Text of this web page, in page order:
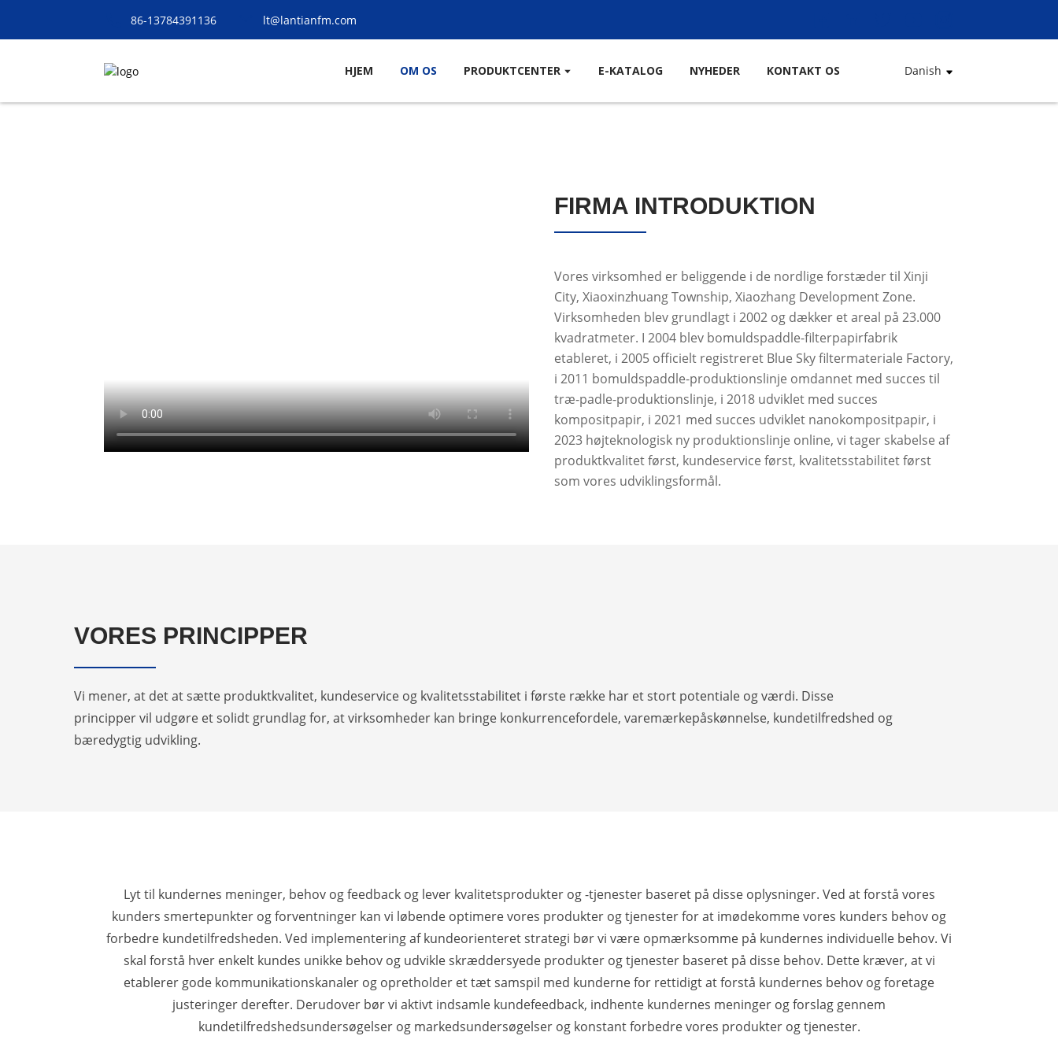
86-13784391136 lt@lantianfm.com
HJEM OM OS PRODUKTCENTER E-KATALOG NYHEDER KONTAKT OS Danish
FIRMA INTRODUKTION
Vores virksomhed er beliggende i de nordlige forstæder til Xinji
City, Xiaoxinzhuang Township, Xiaozhang Development Zone.
Virksomheden blev grundlagt i 2002 og dækker et areal på 23.000
kvadratmeter. I 2004 blev bomuldspaddle-filterpapirfabrik
etableret, i 2005 officielt registreret Blue Sky filtermateriale Factory,
i 2011 bomuldspaddle-produktionslinje omdannet med succes til
træ-padle-produktionslinje, i 2018 udviklet med succes
kompositpapir, i 2021 med succes udviklet nanokompositpapir, i
2023 højteknologisk ny produktionslinje online, vi tager skabelse af
produktkvalitet først, kundeservice først, kvalitetsstabilitet først
som vores udviklingsformål.
VORES PRINCIPPER
Vi mener, at det at sætte produktkvalitet, kundeservice og kvalitetsstabilitet i første række har et stort potentiale og værdi. Disse
principper vil udgøre et solidt grundlag for, at virksomheder kan bringe konkurrencefordele, varemærkepåskønnelse, kundetilfredshed og
bæredygtig udvikling.
Lyt til kundernes meninger, behov og feedback og lever kvalitetsprodukter og -tjenester baseret på disse oplysninger. Ved at forstå vores
kunders smertepunkter og forventninger kan vi løbende optimere vores produkter og tjenester for at imødekomme vores kunders behov og
forbedre kundetilfredsheden. Ved implementering af kundeorienteret strategi bør vi være opmærksomme på kundernes individuelle behov. Vi
skal forstå hver enkelt kundes unikke behov og udvikle skræddersyede produkter og tjenester baseret på disse behov. Dette kræver, at vi
etablerer gode kommunikationskanaler og opretholder et tæt samspil med kunderne for rettidigt at forstå kundernes behov og foretage
justeringer derefter. Derudover bør vi aktivt indsamle kundefeedback, indhente kundernes meninger og forslag gennem
kundetilfredshedsundersøgelser og markedsundersøgelser og konstant forbedre vores produkter og tjenester.